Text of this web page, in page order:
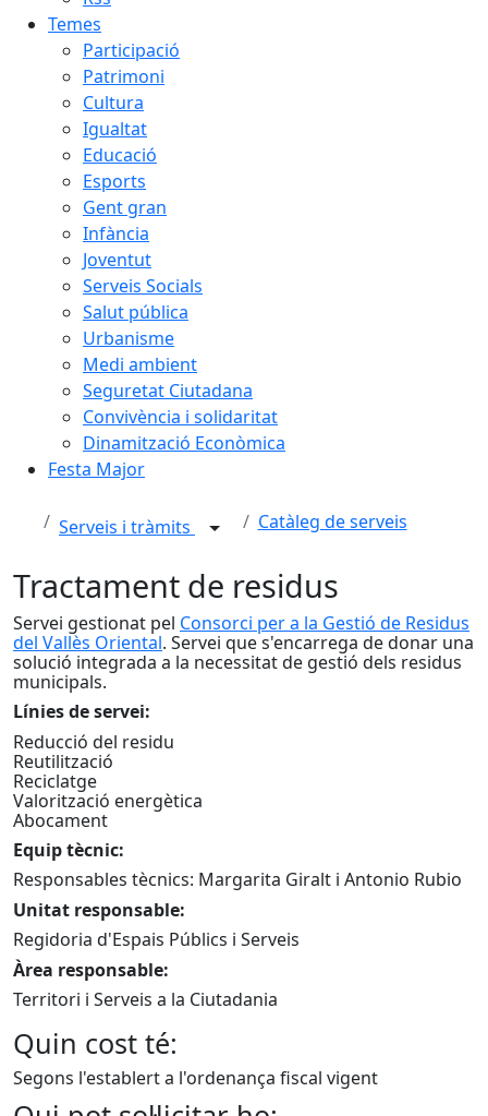
Temes
Participació
Patrimoni
Cultura
Igualtat
Educació
Esports
Gent gran
Infància
Joventut
Serveis Socials
Salut pública
Urbanisme
Medi ambient
Seguretat Ciutadana
Convivència i solidaritat
Dinamització Econòmica
Festa Major
Serveis i tràmits Catàleg de serveis
Tractament de residus
Servei gestionat pel Consorci per a la Gestió de Residus
del Vallès Oriental. Servei que s'encarrega de donar una
solució integrada a la necessitat de gestió dels residus
municipals.
Línies de servei:
Reducció del residu
Reutilització
Reciclatge
Valorització energètica
Abocament
Equip tècnic:
Responsables tècnics: Margarita Giralt i Antonio Rubio
Unitat responsable:
Regidoria d'Espais Públics i Serveis
Àrea responsable:
Territori i Serveis a la Ciutadania
Quin cost té:
Segons l'establert a l'ordenança fiscal vigent